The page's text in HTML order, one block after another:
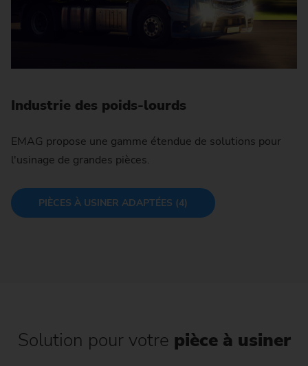
Industrie des poids-lourds
EMAG propose une gamme étendue de solutions pour
l'usinage de grandes pièces.
PIÈCES À USINER ADAPTÉES (4)
Solution pour votre pièce à usiner